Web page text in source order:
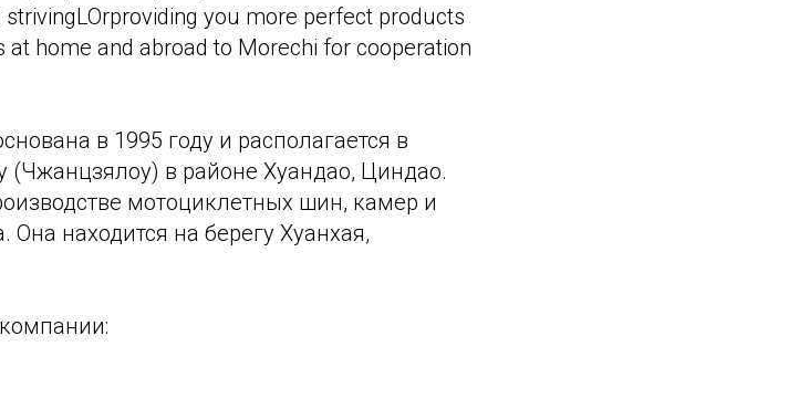
you more perfect products
home and abroad to Morechi for cooperation
в 1995 году и располагается в
в районе Хуандао, Циндао.
мотоциклетных шин, камер и
Она находится на берегу Хуанхая,